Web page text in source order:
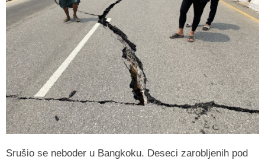
Srušio se neboder u Bangkoku. Deseci zarobljenih pod